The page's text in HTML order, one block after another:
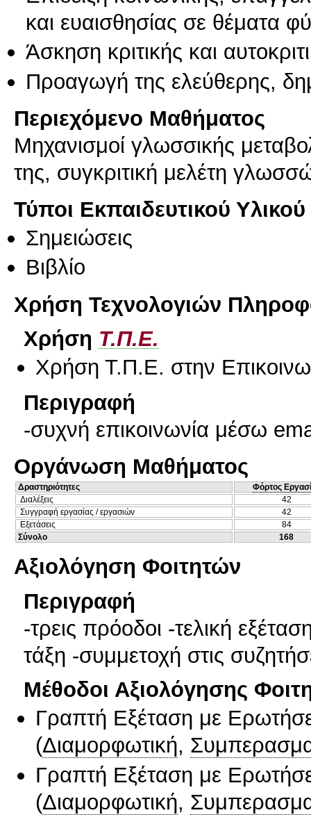
και ευαισθησίας σε θέματα
Άσκηση κριτικής και
Προαγωγή της ελεύθερης,
Περιεχόμενο Μαθήματος
Μηχανισμοί γλωσσικής
της, συγκριτική μελέτη
Τύποι Εκπαιδευτικού Υλικού
Σημειώσεις
Βιβλίο
Χρήση Τεχνολογιών
Χρήση Τ.Π.Ε.
Χρήση Τ.Π.Ε. στην
Περιγραφή
-συχνή επικοινωνία μέσω
Οργάνωση Μαθήματος
Δραστηριότητες
Φόρτος
Διαλέξεις
42
Συγγραφή εργασίας / εργασιών
42
Εξετάσεις
84
Σύνολο
168
Αξιολόγηση Φοιτητών
Περιγραφή
-τρεις πρόοδοι -τελική
τάξη -συμμετοχή στις
Μέθοδοι Αξιολόγησης
Γραπτή Εξέταση με
(Διαμορφωτική,
Γραπτή Εξέταση με
(Διαμορφωτική,